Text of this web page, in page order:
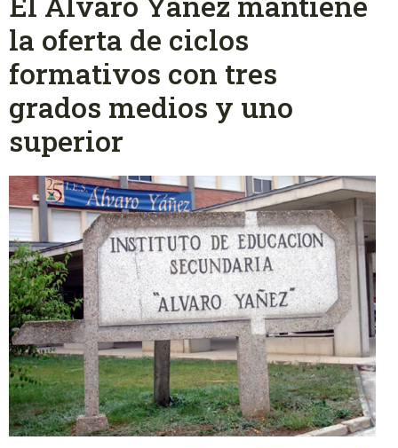
la oferta de ciclos
formativos con tres
grados medios y uno
superior